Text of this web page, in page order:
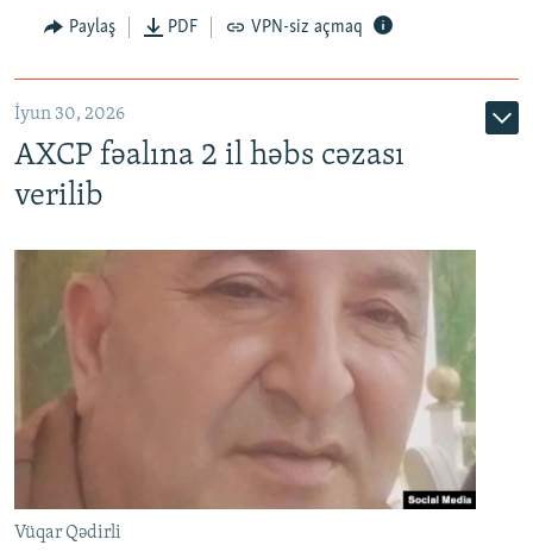
Paylaş PDF VPN-siz açmaq
İyun 30, 2026
AXCP fəalına 2 il həbs cəzası
verilib
Vüqar Qədirli